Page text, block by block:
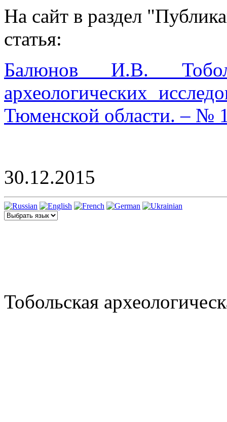
На сайт в раздел
статья:
Балюнов И.В.
археологических
Тюменской области. – №
30.12.2015
Тобольская